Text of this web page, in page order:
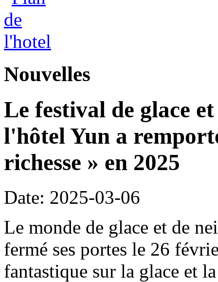
Nouvelles
Le festival de glace
l'hôtel Yun a
richesse » en 2025
Date: 2025-03-06
Le monde de glace et de
fermé ses portes le 26
fantastique sur la glace et